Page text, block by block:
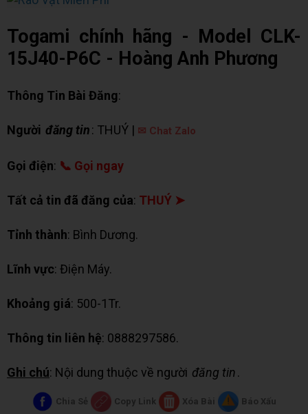
Togami chính hãng - Model CLK-
15J40-P6C - Hoàng Anh Phương
Thông Tin Bài Đăng:
Người đăng tin: THUÝ | ✉ Chat Zalo
Gọi điện: 📞 Gọi ngay
Tất cả tin đã đăng của: THUÝ ➤
Tỉnh thành: Bình Dương.
Lĩnh vực: Điện Máy.
Khoảng giá: 500-1Tr.
Thông tin liên hệ: 0888297586.
Ghi chú: Nội dung thuộc về người đăng tin.
Chia Sẻ Copy Link Xóa Bài Báo Xấu